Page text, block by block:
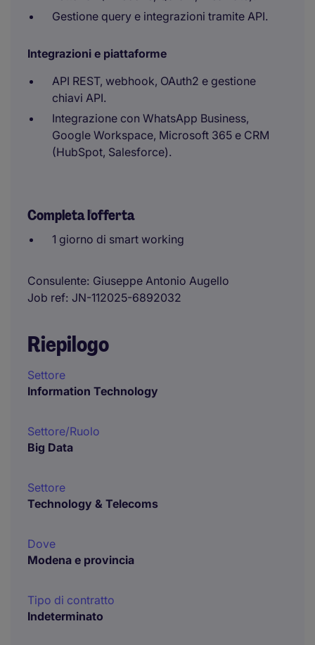
Gestione query e integrazioni tramite API.
Integrazioni e piattaforme
API REST, webhook, OAuth2 e gestione
chiavi API.
Integrazione con WhatsApp Business,
Google Workspace, Microsoft 365 e CRM
(HubSpot, Salesforce).
Completa l'offerta
1 giorno di smart working
Consulente Giuseppe Antonio Augello
Job ref JN-112025-6892032
Riepilogo
Settore
Information Technology
Settore/Ruolo
Big Data
Settore
Technology & Telecoms
Dove
Modena e provincia
Tipo di contratto
Indeterminato